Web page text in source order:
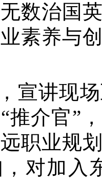
数治国
素养与
宣讲现
“推介官”
职业规
对加入